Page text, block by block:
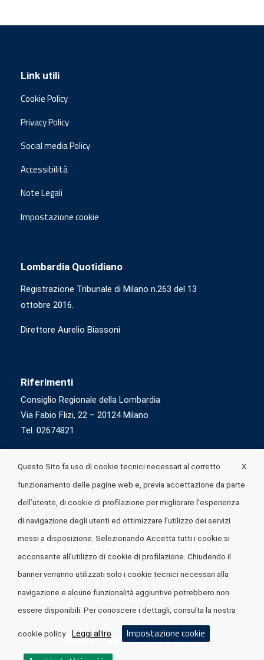
Link utili
Cookie Policy
Privacy Policy
Social media Policy
Accessibilità
Note Legali
Impostazione cookie
Lombardia Quotidiano
Registrazione Tribunale di Milano n.263 del 13
ottobre 2016.
Direttore Aurelio Biassoni
Riferimenti
Consiglio Regionale della Lombardia
Via Fabio Flizi, 22 – 20124 Milano
Tel. 02674821
© 2026 Lombardia Quotidiano è realizzato daA.R.I.A.
Seguici su
X
Questo Sito fa uso di cookie tecnici necessari al corretto
funzionamento delle pagine web e, previa accettazione da parte
dell’utente, di cookie di profilazione per migliorare l’esperienza
di navigazione degli utenti ed ottimizzare l’utilizzo dei servizi
messi a disposizione. Selezionando Accetta tutti i cookie si
acconsente all’utilizzo di cookie di profilazione. Chiudendo il
banner verranno utilizzati solo i cookie tecnici necessari alla
navigazione e alcune funzionalità aggiuntive potrebbero non
essere disponibili. Per conoscere i dettagli, consulta la nostra
cookie policy Leggi altro Impostazione cookie